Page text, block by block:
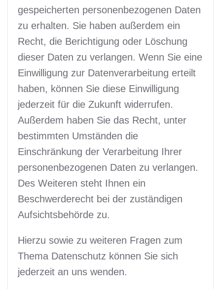
gespeicherten personenbezogenen Daten
zu erhalten. Sie haben außerdem ein
Recht, die Berichtigung oder Löschung
dieser Daten zu verlangen. Wenn Sie eine
Einwilligung zur Datenverarbeitung erteilt
haben, können Sie diese Einwilligung
jederzeit für die Zukunft widerrufen.
Außerdem haben Sie das Recht, unter
bestimmten Umständen die
Einschränkung der Verarbeitung Ihrer
personenbezogenen Daten zu verlangen.
Des Weiteren steht Ihnen ein
Beschwerderecht bei der zuständigen
Aufsichtsbehörde zu.
Hierzu sowie zu weiteren Fragen zum
Thema Datenschutz können Sie sich
jederzeit an uns wenden.